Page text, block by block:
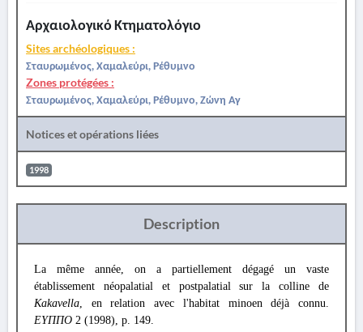
Αρχαιολογικό Κτηματολόγιο
Sites archéologiques :
Σταυρωμένος, Χαμαλεύρι, Ρέθυμνο
Zones protégées :
Σταυρωμένος, Χαμαλεύρι, Ρέθυμνο, Ζώνη Αγ
Notices et opérations liées
1998
Description
La même année, on a partiellement dégagé un vaste
établissement néopalatial et postpalatial sur la colline de
Kakavella, en relation avec l'habitat minoen déjà connu.
ΕΥΠΠΟ 2 (1998), p. 149.